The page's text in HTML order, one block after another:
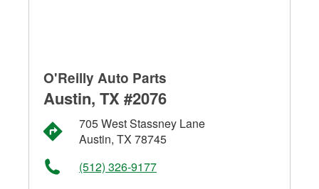
O'Reilly Auto Parts
Austin, TX #2076
705 West Stassney Lane
Austin, TX 78745
(512) 326-9177